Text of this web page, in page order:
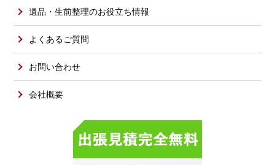
遺品・生前整理のお役立ち情報
よくあるご質問
お問い合わせ
会社概要